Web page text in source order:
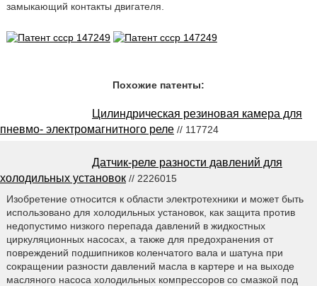
замыкающий контакты двигателя.
Похожие патенты:
Цилиндрическая резиновая камера для
пневмо- электромагнитного реле // 117724
Датчик-реле разности давлений для
холодильных установок // 2226015
Изобретение относится к области электротехники и может быть
использовано для холодильных установок, как защита против
недопустимо низкого перепада давлений в жидкостных
циркуляционных насосах, а также для предохранения от
повреждений подшипников коленчатого вала и шатуна при
сокращении разности давлений масла в картере и на выходе
масляного насоса холодильных компрессоров со смазкой под